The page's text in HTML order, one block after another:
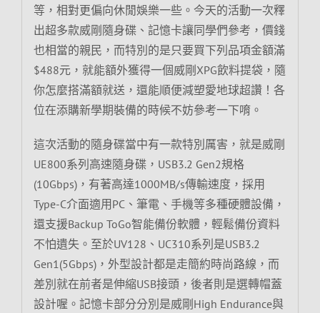
等，相對更偏向休閒娛樂一些。今天的活動一次釋
出超多款威剛隨身碟、記憶卡讓同學們參考，價錢
也相當的親民，而特別的是只要買下列品項金額滿
$488元，就能額外獲得一個威剛XPG飲料提袋，隨
你怎麼搭滿額就送，還能順便減塑愛地球超讚！各
位在添購新學期裝備的時候不妨參考一下唷。
這次活動的隨身碟當中有一款特別厲害，就是威剛
UE800系列高速隨身碟，USB3.2 Gen2規格
(10Gbps)，有著高達1000MB/s傳輸速度，採用
Type-C介面適用PC、筆電、手機等多種硬體設備，
還支援Backup ToGo智能備份軟體，輕鬆備份資料
不怕遺失。至於UV128、UC310系列是USB3.2
Gen1(5Gbps)，外型設計都是走簡約時尚路線，而
差別就在前者是伸縮USB接頭，後者則是選轉帽蓋
設計喔。記憶卡部分分別是威剛High Endurance與